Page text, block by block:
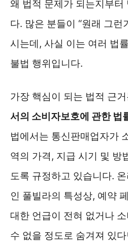
왜 법적 문제가 되는지부터
다. 많은 분들이 “원래 그런
시는데, 사실 이는 여러 법
불법 행위입니다.
가장 핵심이 되는 법적 근
서의 소비자보호에 관한 법
법에서는 통신판매업자가
역의 가격, 지급 시기 및 방
도록 규정하고 있습니다.
인 풀빌라의 특성상, 예약
대한 언급이 전혀 없거나
수 없을 정도로 숨겨져 있